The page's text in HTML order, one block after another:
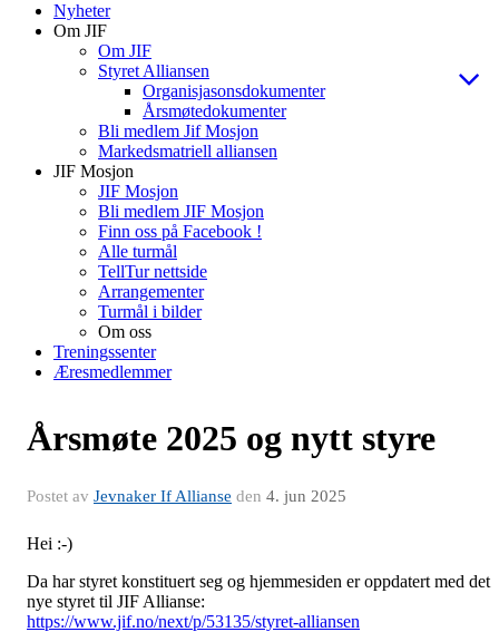
Nyheter
Om JIF
Om JIF
Styret Alliansen
Organisjasonsdokumenter
Årsmøtedokumenter
Bli medlem Jif Mosjon
Markedsmatriell alliansen
JIF Mosjon
JIF Mosjon
Bli medlem JIF Mosjon
Finn oss på Facebook !
Alle turmål
TellTur nettside
Arrangementer
Turmål i bilder
Om oss
Treningssenter
Æresmedlemmer
Årsmøte 2025 og nytt styre
Postet av Jevnaker If Allianse den 4. jun 2025
Hei :-)
Da har styret konstituert seg og hjemmesiden er oppdatert med det
nye styret til JIF Allianse:
https://www.jif.no/next/p/53135/styret-alliansen